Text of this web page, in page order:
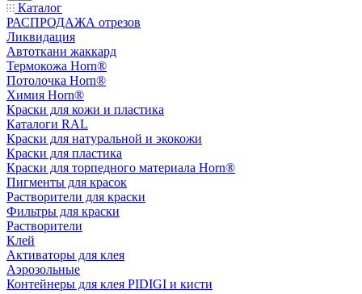
Каталог
РАСПРОДАЖА отрезов
Ликвидация
Автоткани жаккард
Термокожа Horn®
Потолочка Horn®
Химия Horn®
Краски для кожи и пластика
Каталоги RAL
Краски для натуральной и экокожи
Краски для пластика
Краски для торпедного материала Horn®
Пигменты для красок
Растворители для краски
Фильтры для краски
Растворители
Клей
Активаторы для клея
Аэрозольные
Контейнеры для клея PIDIGI и кисти